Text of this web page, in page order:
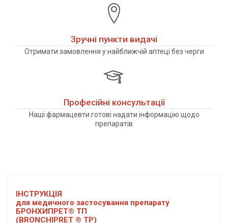
Зручні пункти видачі
Отримати замовлення у найближчій аптеці без черги
Професійні консультації
Наші фармацевти готові надати інформацію щодо
препаратів
ІНСТРУКЦІЯ
для медичного застосування препарату
БРОНХИПРЕТ® ТП
(BRONCHIPRET ® ТР)